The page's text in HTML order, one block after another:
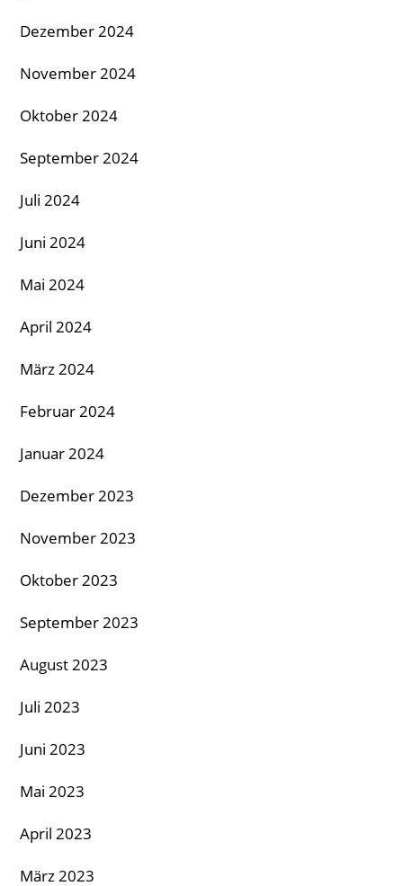
Dezember 2024
November 2024
Oktober 2024
September 2024
Juli 2024
Juni 2024
Mai 2024
April 2024
März 2024
Februar 2024
Januar 2024
Dezember 2023
November 2023
Oktober 2023
September 2023
August 2023
Juli 2023
Juni 2023
Mai 2023
April 2023
März 2023